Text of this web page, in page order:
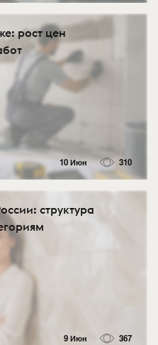
рост цен
10 Июн 310
структура
9 Июн 367